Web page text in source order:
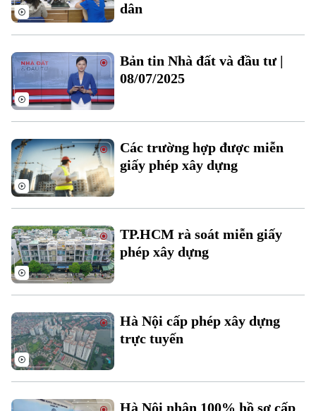
Liên hệ đường dây nóng (bấm để gọi)
Tòa soạn
dân
Bản tin Nhà đất và đầu tư |
08/07/2025
Các trường hợp được miễn
giấy phép xây dựng
TP.HCM rà soát miễn giấy
phép xây dựng
Hà Nội cấp phép xây dựng
trực tuyến
Hà Nội nhận 100% hồ sơ cấp